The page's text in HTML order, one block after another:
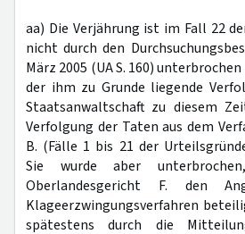
aa) Die Verjährung ist im Fall 22
nicht durch den
März 2005 (UA S. 160)
der ihm zu Grunde liegende
Staatsanwaltschaft zu diesem
Verfolgung der Taten aus dem
B. (Fälle 1 bis 21 der
Sie wurde aber
Oberlandesgericht F. den
Klageerzwingungsverfahren
spätestens durch die